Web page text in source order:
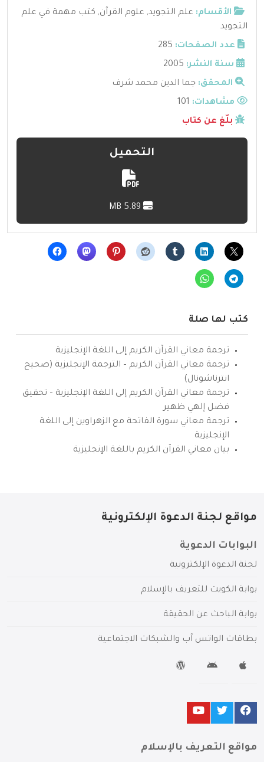
الأقسام: علم التجويد, علوم القرآن, كتب مهمة في علم
التجويد
عدد الصفحات: 285
سنة النشر: 2005
المحقق: جما الدين محمد شرف
مشاهدات:
بلّغ عن كتاب
التحميل
كتب لها صلة
ترجمة معاني القرآن الكريم إلى اللغة الإنجليزية
ترجمة معاني القرآن الكريم – الترجمة الإنجليزية (صحيح
انترناشونال)
ترجمة معاني القرآن الكريم إلى اللغة الإنجليزية – تحقيق
فضل إلهي ظهير
ترجمة معاني سورة الفاتحة مع الزهراوين إلى اللغة
الإنجليزية
بيان معاني القرآن الكريم باللغة الإنجليزية
مواقع لجنة الدعوة الإلكترونية
البوابات الدعوية
لجنة الدعوة الإلكترونية
بوابة الكويت للتعريف بالإسلام
بوابة الباحث عن الحقيقة
بطاقات الواتس آب والشبكات الاجتماعية
مواقع التعريف بالإسلام